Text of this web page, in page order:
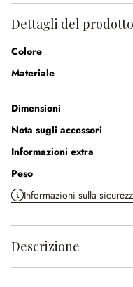
Dettagli del prodotto
Colore
Materiale
Dimensioni
Nota sugli accessori
Informazioni extra
Peso
Informazioni sulla
Descrizione